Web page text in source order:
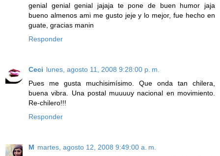
genial genial genial jajaja te pone de buen humor jaja
bueno almenos ami me gusto jeje y lo mejor, fue hecho en
guate, gracias manin
Responder
Ceci lunes, agosto 11, 2008 9:28:00 p. m.
Pues me gusta muchisimísimo. Que onda tan chilera,
buena vibra. Una postal muuuuy nacional en movimiento.
Re-chilero!!!
Responder
M martes, agosto 12, 2008 9:49:00 a. m.